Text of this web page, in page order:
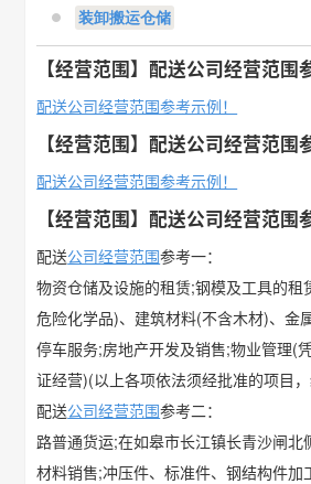
装卸搬运仓储
【经营范围】配送公司经营范围
配送公司经营范围参考示例！
【经营范围】配送公司经营范围
配送公司经营范围参考示例！
【经营范围】配送公司经营范围
配送公司经营范围参考一：
物资仓储及设施的租赁;钢模及工具的
危险化学品)、建筑材料(不含木材)、金
停车服务;房地产开发及销售;物业管理(
证经营)(以上各项依法须经批准的项目
配送公司经营范围参考二：
路普通货运;在如皋市长江镇长青沙闸
材料销售;冲压件、标准件、钢结构件